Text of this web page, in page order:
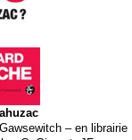
– en librairie